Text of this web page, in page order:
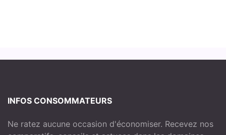
INFOS CONSOMMATEURS
Ne ratez aucune occasion d'économiser. Recevez nos